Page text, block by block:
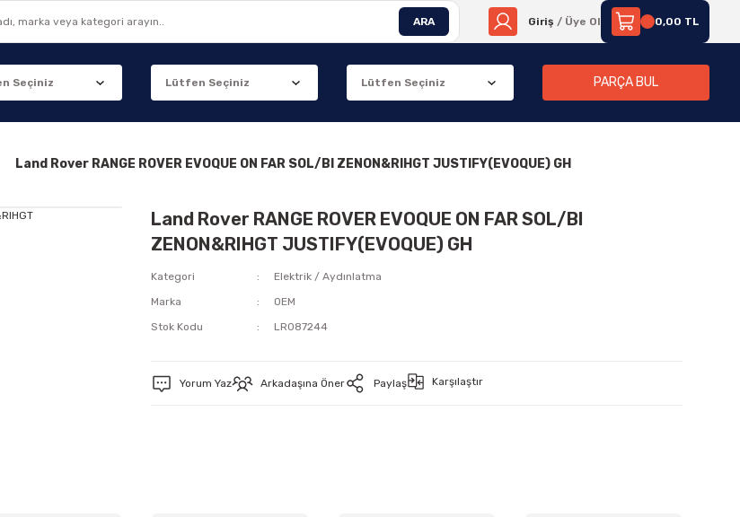
ARA Giriş / Üye Ol 0,00 TL
PARÇA BUL
Land Rover RANGE ROVER EVOQUE ON FAR SOL/BI ZENON&RIHGT JUSTIFY(EVOQUE) GH
Land Rover RANGE ROVER EVOQUE ON FAR SOL/BI
ZENON&RIHGT JUSTIFY(EVOQUE) GH
Kategori
Elektrik / Aydınlatma
Marka
OEM
Stok Kodu
LR087244
Yorum Yaz Arkadaşına Öner Paylaş Karşılaştır